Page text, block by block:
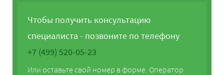
Чтобы получить консультацию
специалиста - позвоните по телефону
+7 (499) 520-05-23
Или оставьте свой номер в форме. Оператор